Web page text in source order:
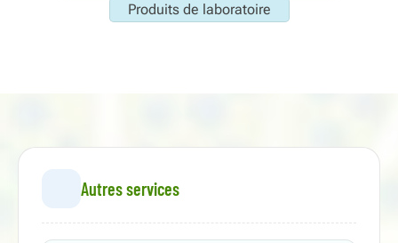
Produits de laboratoire
Autres services